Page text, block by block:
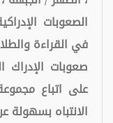
الصعوبات
في القراءة
صعوبات
على اتباع
الانتباه